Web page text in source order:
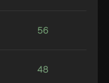
56
48